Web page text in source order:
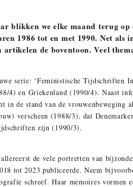
we elke maand terug op
1986 tot en met 1990. Net als
de boventoon. Veel
serie: ‘Feministische Tijdschriften
4) en Griekenland (1990/4). Naast
in de stand van de
verscheen (1988/3), dat
zijn (1990/3).
de vele portretten van
tot 2023 publiceerde. Neem
schreef. Haar memoires vormen